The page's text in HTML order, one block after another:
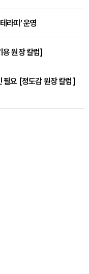
라피’ 운영
원장 칼럼]
필요 [정도감 원장 칼럼]